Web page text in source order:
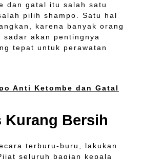
dan gatal itu salah satu
pilih shampo. Satu hal
karena banyak orang
akan pentingnya
tepat untuk perawatan
Anti Ketombe dan Gatal
Kurang Bersih
terburu-buru, lakukan
seluruh bagian kepala